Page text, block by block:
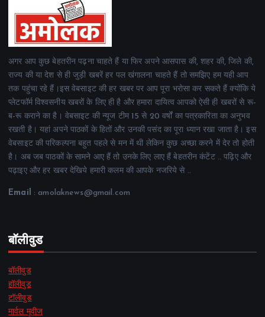
अगर आप कुछ बेहतरीन पढ़ना चाहते हैं या फिर अपने आसपास की, शहर की, जिले की,
राज्य की या देश से ही जुड़ी खबरें हर पल खंगालना चाहते हैं तो समझिए हम यही आप
तक पहुंचा रहे हैं।इस वेबसाइट की हर खबर पर आप पूरा भरोसा कर सकते हैं क्योंकि ये
प्लेटफॉर्म विश्वसनीय खबरों के लिए ही है और हमारा दायित्व आपको ऐसी ही खबरों से रू-
ब-रू कराने का है। वेबसाइट की न्यूज टीम 15 से 20 वर्षों का पत्रकारिता का अनुभव
रखती है। यहां अपने पाठकों के हितों और उनकी पसंद का पूरा ध्यान रखा जाता है। इस
वेबसाइट की परिकल्पना बहुत पहले से मन में थी लेकिन कुछ अच्छा करने में देर तो होती
है। अब जब पाठकों के सामने आए हैं तो उनके लिए लाए हैं बेहतरीन कंटेंट .. पढ़िए और
पढ़ाइए और हर खबर देखिये हमारी कलम की आपके नजरिये से ..
Email : amolaknews@gmail.com
बॉलीवुड
बॉलीवुड
हॉलीवुड
टॉलीवुड
मार्वल मूवीज